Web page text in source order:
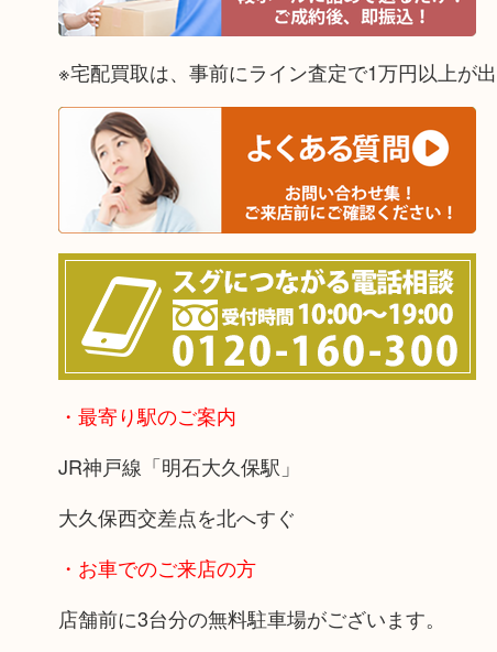
※宅配買取は、事前にライン査定で1万円以上が
・最寄り駅のご案内
JR神戸線「明石大久保駅」
大久保西交差点を北へすぐ
・お車でのご来店の方
店舗前に3台分の無料駐車場がございます。